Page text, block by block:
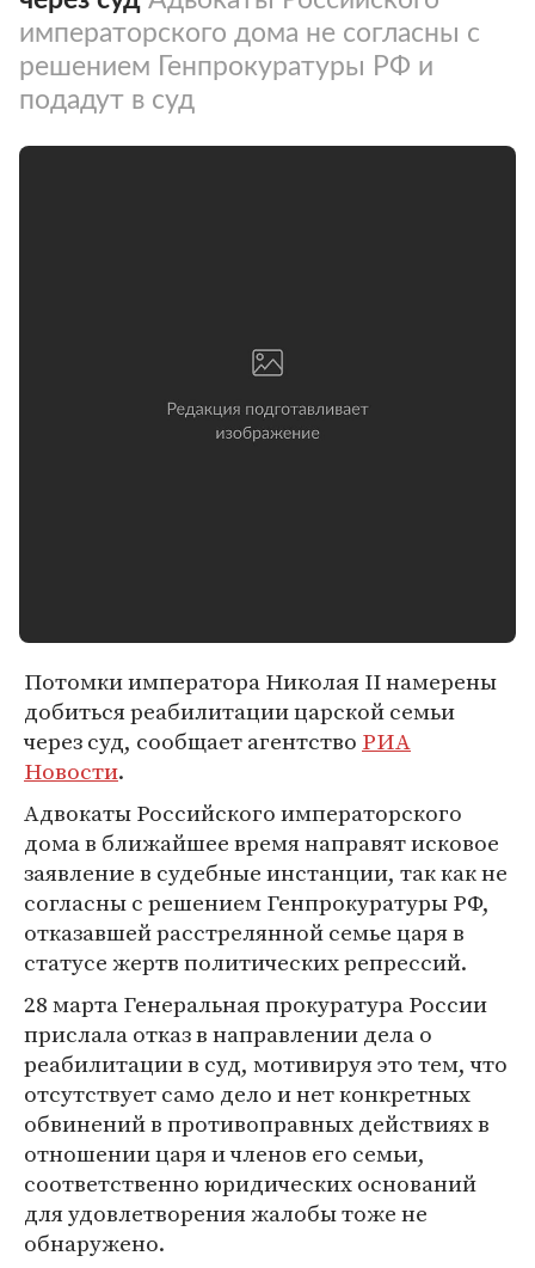
императорского дома не согласны с
решением Генпрокуратуры РФ и
подадут в суд
Потомки императора Николая II намерены
добиться реабилитации царской семьи
через суд, сообщает агентство РИА
Новости.
Адвокаты Российского императорского
дома в ближайшее время направят исковое
заявление в судебные инстанции, так как не
согласны с решением Генпрокуратуры РФ,
отказавшей расстрелянной семье царя в
статусе жертв политических репрессий.
28 марта Генеральная прокуратура России
прислала отказ в направлении дела о
реабилитации в суд, мотивируя это тем, что
отсутствует само дело и нет конкретных
обвинений в противоправных действиях в
отношении царя и членов его семьи,
соответственно юридических оснований
для удовлетворения жалобы тоже не
обнаружено.